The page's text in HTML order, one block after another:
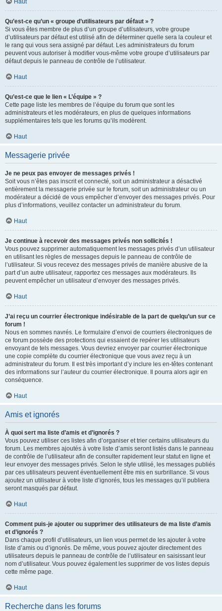
Haut
Qu’est-ce qu’un « groupe d’utilisateurs par défaut » ?
Si vous êtes membre de plus d’un groupe d’utilisateurs, votre groupe
d’utilisateurs par défaut est utilisé afin de déterminer quelle sera la couleur et
le rang qui vous sera assigné par défaut. Les administrateurs du forum
peuvent vous autoriser à modifier vous-même votre groupe d’utilisateurs par
défaut depuis le panneau de contrôle de l’utilisateur.
Haut
Qu’est-ce que le lien « L’équipe » ?
Cette page liste les membres de l’équipe du forum que sont les
administrateurs et les modérateurs, en plus de quelques informations
supplémentaires tels que les forums qu’ils modèrent.
Haut
Messagerie privée
Je ne peux pas envoyer de messages privés !
Soit vous n’êtes pas inscrit et connecté, soit un administrateur a désactivé
entièrement la messagerie privée sur le forum, soit un administrateur ou un
modérateur a décidé de vous empêcher d’envoyer des messages privés. Pour
plus d’informations, veuillez contacter un administrateur du forum.
Haut
Je continue à recevoir des messages privés non sollicités !
Vous pouvez supprimer automatiquement les messages privés d’un utilisateur
en utilisant les règles de messages depuis le panneau de contrôle de
l’utilisateur. Si vous recevez des messages privés de manière abusive de la
part d’un autre utilisateur, rapportez ces messages aux modérateurs. Ils
peuvent empêcher un utilisateur d’envoyer des messages privés.
Haut
J’ai reçu un courrier électronique indésirable de la part de quelqu’un sur ce
forum !
Nous en sommes navrés. Le formulaire d’envoi de courriers électroniques de
ce forum possède des protections qui essaient de repérer les utilisateurs
envoyant de tels messages. Vous devriez envoyer par courrier électronique
une copie complète du courrier électronique que vous avez reçu à un
administrateur du forum. Il est très important d’y inclure les en-têtes contenant
des informations sur l’auteur du courrier électronique. Il pourra alors agir en
conséquence.
Haut
Amis et ignorés
À quoi sert ma liste d’amis et d’ignorés ?
Vous pouvez utiliser ces listes afin d’organiser et trier certains utilisateurs du
forum. Les membres ajoutés à votre liste d’amis seront listés dans le panneau
de contrôle de l’utilisateur afin de consulter rapidement leur statut en ligne et
leur envoyer des messages privés. Selon le style utilisé, les messages publiés
par ces utilisateurs peuvent éventuellement être mis en surbrillance. Si vous
ajoutez un utilisateur à votre liste d’ignorés, tous les messages qu’il publiera
seront masqués par défaut.
Haut
Comment puis-je ajouter ou supprimer des utilisateurs de ma liste d’amis
et d’ignorés ?
Dans chaque profil d’utilisateurs, un lien vous permet de les ajouter à votre
liste d’amis ou d’ignorés. De même, vous pouvez ajouter directement des
utilisateurs depuis le panneau de contrôle de l’utilisateur en saisissant leur
nom d’utilisateur. Vous pouvez également les supprimer de vos listes depuis
cette même page.
Haut
Recherche dans les forums